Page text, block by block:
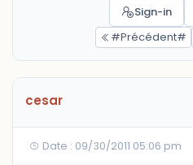
Sign-in
#Précédent#
cesar
Date : 09/30/2011 05:06 pm